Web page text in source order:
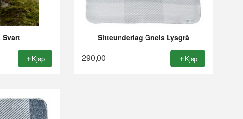
Svart
Kjøp
Sitteunderlag Gneis Lysgrå
290,00 Kjøp